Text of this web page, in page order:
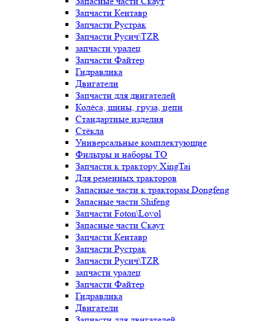
Запчасти Кентавр
Запчасти Рустрак
Запчасти Русич\TZR
запчасти уралец
Запчасти Файтер
Гидравлика
Двигатели
Запчасти для двигателей
Колёса, шины, груза, цепи
Стандартные изделия
Стёкла
Универсальные комплектующие
Фильтры и наборы ТО
Запчасти к трактору XingTai
Для ременных тракторов
Запасные части к тракторам Dongfeng
Запасные части Shifeng
Запчасти Foton\Lovol
Запасные части Скаут
Запчасти Кентавр
Запчасти Рустрак
Запчасти Русич\TZR
запчасти уралец
Запчасти Файтер
Гидравлика
Двигатели